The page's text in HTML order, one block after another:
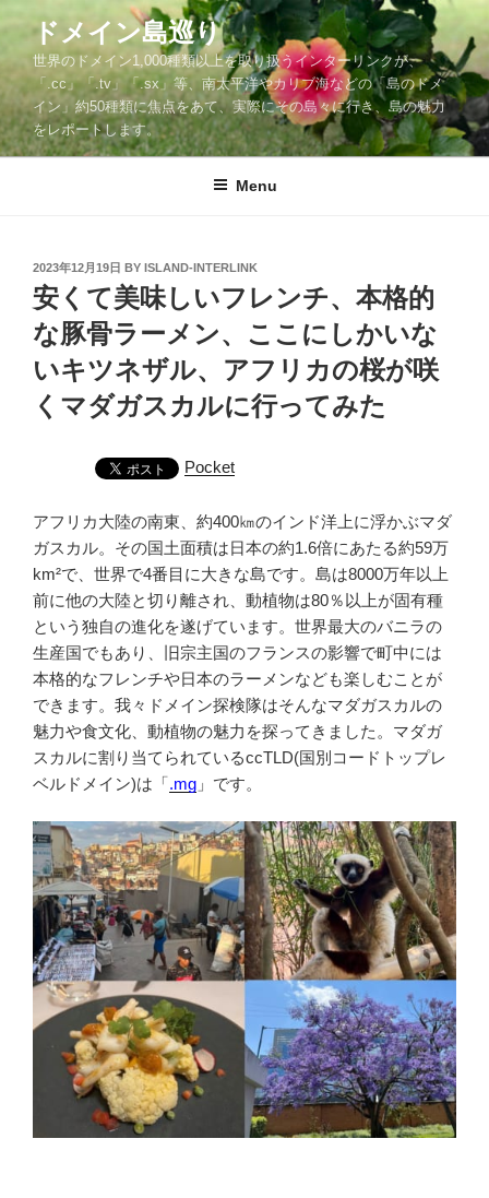
content
ドメイン島巡り
世界のドメイン1,000種類以上を取り扱うインターリンクが、
「.cc」「.tv」「.sx」等、南太平洋やカリブ海などの「島のドメ
イン」約50種類に焦点をあて、実際にその島々に行き、島の魅力
をレポートします。
Menu
POSTED
ON
2023年12月19日 BY ISLAND-INTERLINK
安くて美味しいフレンチ、本格的
な豚骨ラーメン、ここにしかいな
いキツネザル、アフリカの桜が咲
くマダガスカルに行ってみた
Pocket
アフリカ大陸の南東、約400㎞のインド洋上に浮かぶマダ
ガスカル。その国土面積は日本の約1.6倍にあたる約59万
km²で、世界で4番目に大きな島です。島は8000万年以上
前に他の大陸と切り離され、動植物は80％以上が固有種
という独自の進化を遂げています。世界最大のバニラの
生産国でもあり、旧宗主国のフランスの影響で町中には
本格的なフレンチや日本のラーメンなども楽しむことが
できます。我々ドメイン探検隊はそんなマダガスカルの
魅力や食文化、動植物の魅力を探ってきました。マダガ
スカルに割り当てられているccTLD(国別コードトップレ
ベルドメイン)は「.mg 」です。